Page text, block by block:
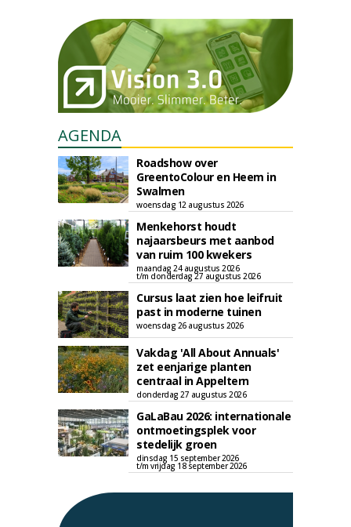
AGENDA
Roadshow over
GreentoColour en Heem in
Swalmen
woensdag 12 augustus 2026
Menkehorst houdt
najaarsbeurs met aanbod
van ruim 100 kwekers
maandag 24 augustus 2026
t/m donderdag 27 augustus 2026
Cursus laat zien hoe leifruit
past in moderne tuinen
woensdag 26 augustus 2026
Vakdag 'All About Annuals'
zet eenjarige planten
centraal in Appeltern
donderdag 27 augustus 2026
GaLaBau 2026: internationale
ontmoetingsplek voor
stedelijk groen
dinsdag 15 september 2026
t/m vrijdag 18 september 2026